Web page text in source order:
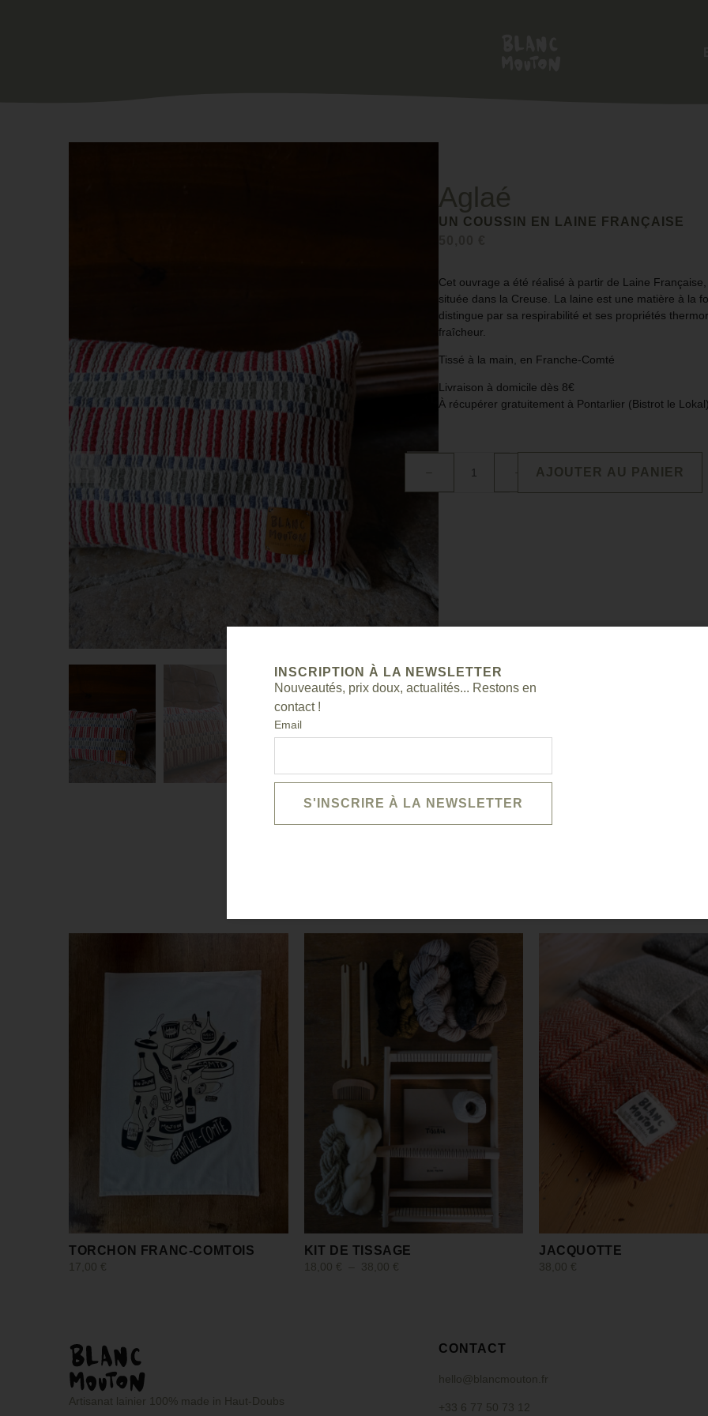
Aglaé
UN COUSSIN EN LAINE FRANÇAISE
Cet ouvrage a été réalisé à partir de Laine Française
située dans la Creuse. La laine est une matière à la
distingue par sa respirabilité et ses propriétés
fraîcheur.
Tissé à la main, en Franche-Comté
Livraison à domicile dès 8€
À récupérer gratuitement à Pontarlier (Bistrot le
AJOUTER AU PANIER
TORCHON FRANC-COMTOIS
17,00 €
KIT DE TISSAGE
18,00 € – 38,00 €
JACQUOTTE
38,00 €
Artisanat lainier 100% made in Haut-Doubs
CONTACT
hello@blancmouton.fr
+33 6 77 50 73 12
INSCRIPTION À LA NEWSLETTER
Nouveautés, prix doux, actualités... Restons en
contact !
Email